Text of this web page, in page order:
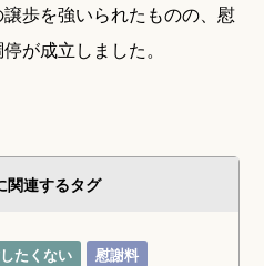
歩を強いられたものの、慰
が成立しました。
関連するタグ
たくない 慰謝料